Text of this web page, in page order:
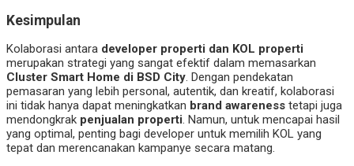
Kesimpulan
Kolaborasi antara developer properti dan KOL properti
merupakan strategi yang sangat efektif dalam memasarkan
Cluster Smart Home di BSD City. Dengan pendekatan
pemasaran yang lebih personal, autentik, dan kreatif, kolaborasi
ini tidak hanya dapat meningkatkan brand awareness tetapi juga
mendongkrak penjualan properti. Namun, untuk mencapai hasil
yang optimal, penting bagi developer untuk memilih KOL yang
tepat dan merencanakan kampanye secara matang.